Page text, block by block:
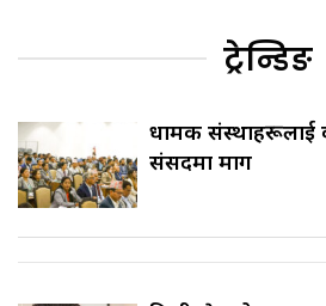
ट्रेन्डिङ
धार्मिक संस्थाहरूलाई
संसदमा माग